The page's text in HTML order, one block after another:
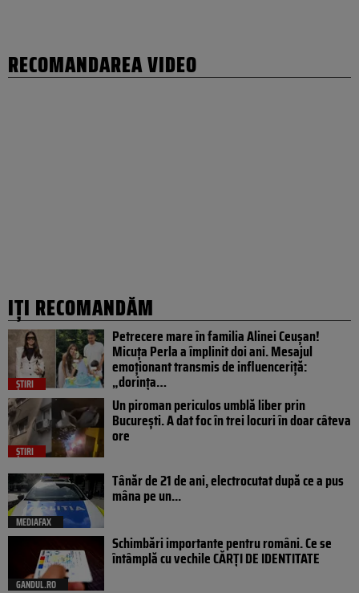
RECOMANDAREA VIDEO
IȚI RECOMANDĂM
ȘTIRI
Petrecere mare în familia Alinei Ceușan!
Micuța Perla a împlinit doi ani. Mesajul
emoționant transmis de influenceriță:
„dorința…
ȘTIRI
Un piroman periculos umblă liber prin
București. A dat foc în trei locuri în doar câteva
ore
MEDIAFAX
Tânăr de 21 de ani, electrocutat după ce a pus
mâna pe un...
GANDUL.RO
Schimbări importante pentru români. Ce se
întâmplă cu vechile CĂRȚI DE IDENTITATE